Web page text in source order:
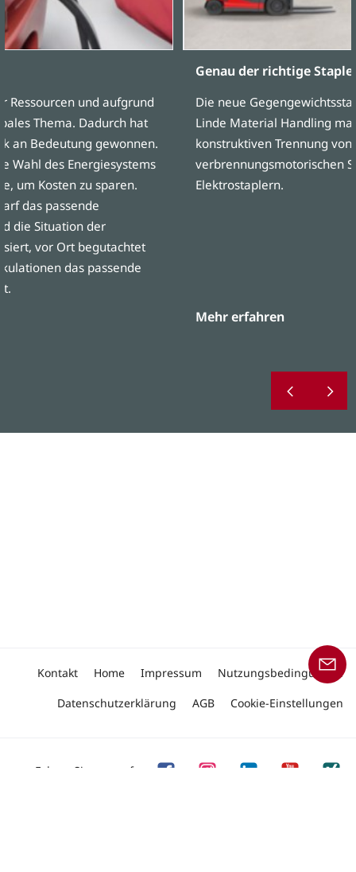
Ressourcen und aufgrund
Thema. Dadurch hat
an Bedeutung gewonnen.
Wahl des Energiesystems
um Kosten zu sparen.
das passende
die Situation der
vor Ort begutachtet
das passende
Genau der richtige
Die neue
Linde Material Handling
konstruktiven Trennung von
verbrennungsmotorischen
Elektrostaplern.
Mehr erfahren
Kontakt Home Impressum
Nutzungsbedingungen
Datenschutzerklärung
AGB Cookie-Einstellungen
Folgen Sie uns auf